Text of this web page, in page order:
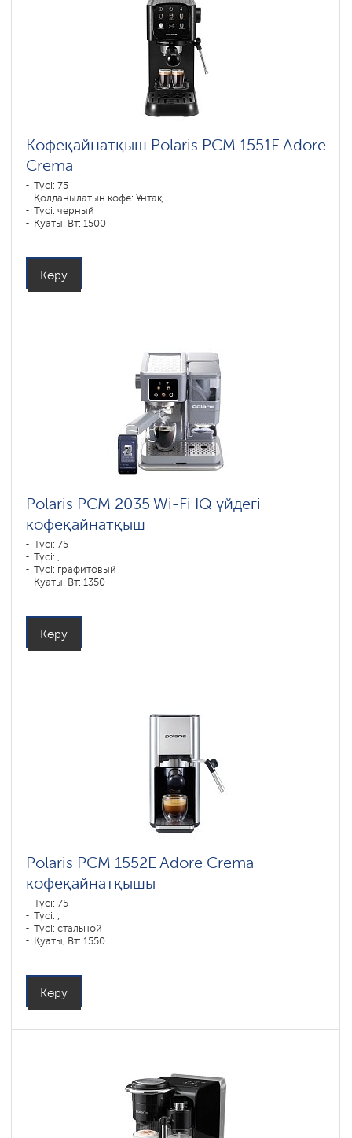
Кофеқайнатқыш Polaris PCM 1551E Adore
Crema
Түсі: 75
Қолданылатын кофе: Ұнтақ
Түсі: черный
Қуаты, Вт: 1500
Көру
Polaris PCM 2035 Wi-Fi IQ үйдегі
кофеқайнатқыш
Түсі: 75
Түсі: ,
Түсі: графитовый
Қуаты, Вт: 1350
Көру
Polaris PCM 1552E Adore Crema
кофеқайнатқышы
Түсі: 75
Түсі: ,
Түсі: стальной
Қуаты, Вт: 1550
Көру